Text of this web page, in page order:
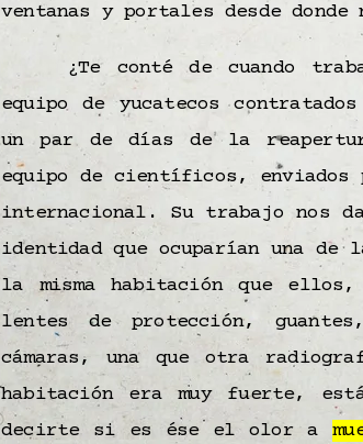
ventanas y portales desde donde
¿Te conté de cuando
equipo de yucatecos
un par de días de la
equipo de científicos, enviados
internacional. Su trabajo nos
identidad que ocuparían una de
la misma habitación que ellos,
lentes de protección,
cámaras, una que otra
habitación era muy fuerte,
decirte si es ése el olor a